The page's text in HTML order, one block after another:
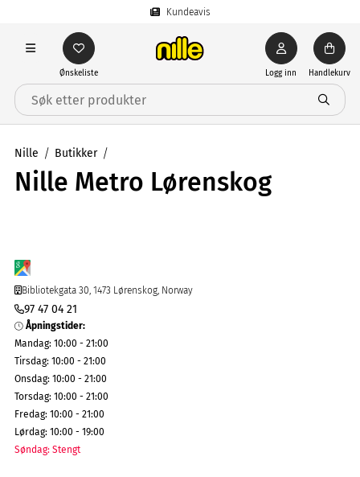
Kundeavis
Ønskeliste Logg inn Handlekurv
Nille Butikker
Nille Metro Lørenskog
Bibliotekgata 30, 1473 Lørenskog, Norway
97 47 04 21
Åpningstider:
Mandag: 10:00 - 21:00
Tirsdag: 10:00 - 21:00
Onsdag: 10:00 - 21:00
Torsdag: 10:00 - 21:00
Fredag: 10:00 - 21:00
Lørdag: 10:00 - 19:00
Søndag: Stengt